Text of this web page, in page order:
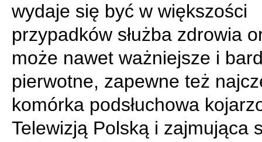
wydaje się być w większości
przypadków służba zdrowia
może nawet ważniejsze i
pierwotne, zapewne też
komórka podsłuchowa
Telewizją Polską i zajmująca